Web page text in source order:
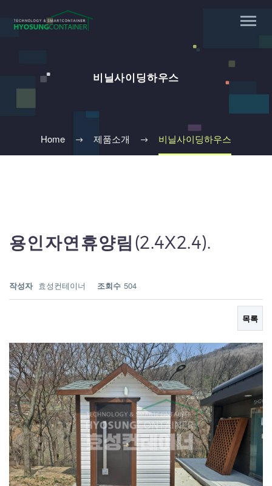
비닐사이딩하우스
Home 제품소개 비닐사이딩하우스
용인자연휴양림(2.4X2.4).
작성자 효성컨테이너 조회수 504
목록